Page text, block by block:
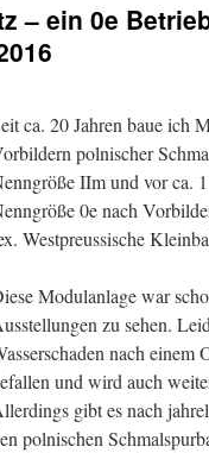
– ein 0e
ca. 20 Jahren baue ich
polnischer
IIm und vor ca.
0e nach
Westpreussische
Modulanlage war
zu sehen.
nach einem
und wird auch
gibt es nach
polnischen